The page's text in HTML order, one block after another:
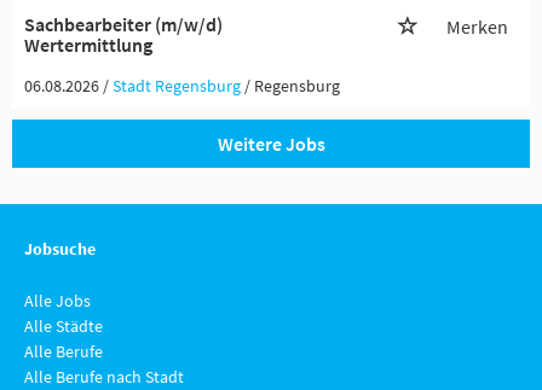
Sachbearbeiter (m/w/d)
Wertermittlung
Merken
06.08.2026 /Stadt Regensburg / Regensburg
Weitere Jobs
Jobsuche
Alle Jobs
Alle Städte
Alle Berufe
Alle Berufe nach Stadt